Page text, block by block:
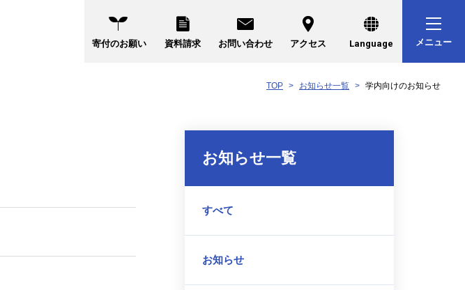
寄付のお願い 資料請求 お問い合わせ アクセス Language メニュー
TOP お知らせ一覧 学内向けのお知らせ
お知らせ一覧
すべて
お知らせ